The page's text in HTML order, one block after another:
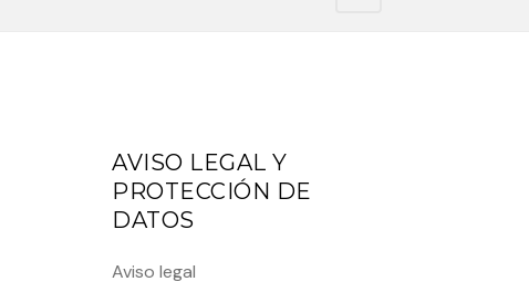
AVISO LEGAL Y
PROTECCIÓN DE
DATOS
Aviso legal